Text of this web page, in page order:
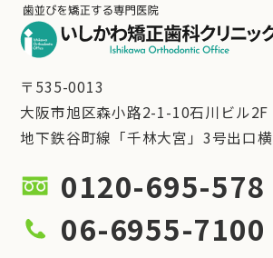
〒535-0013
大阪市旭区森小路2-1-10石川ビル2F
地下鉄谷町線「千林大宮」3号出口横
0120-695-578
06-6955-7100